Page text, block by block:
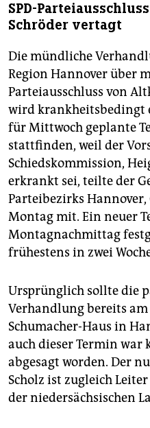
SPD-
Schröder vertagt
Die mündliche
Region Hannover über
Parteiausschluss von
wird krankheitsbedingt
für Mittwoch geplante
stattfinden, weil der
Schiedskommission,
erkrankt sei, teilte der
Parteibezirks
Montag mit. Ein neuer
Montagnachmittag
frühestens in zwei
Ursprünglich sollte die
Verhandlung bereits am
Schumacher-Haus in
auch dieser Termin
abgesagt worden. Der
Scholz ist zugleich
der niedersächsischen